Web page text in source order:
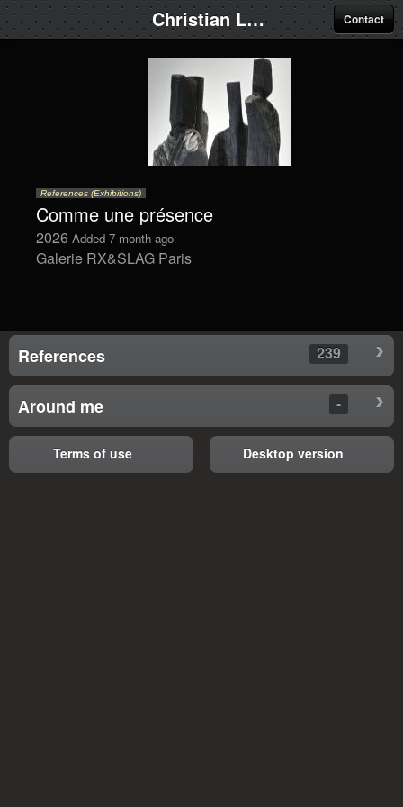
Christian Lapie Contact
References (Exhibitions)
Comme une présence
2026 Added 7 month ago
Galerie RX&SLAG Paris
References 239
Around me -
Terms of use Desktop version